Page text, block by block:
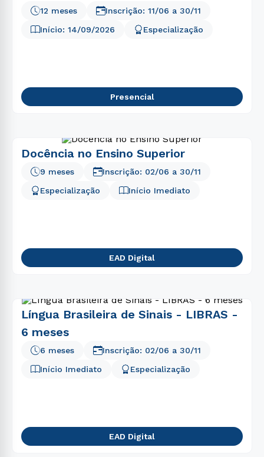
12 meses
Início: 14/09/2026 Especialização
Inscrição: 11/06 a 30/11
Presencial
Docência no Ensino Superior
Especialização
9 meses
Início Imediato
Inscrição: 02/06 a 30/11
EAD Digital
Língua Brasileira de Sinais - LIBRAS -
6 meses
Início Imediato
6 meses
Especialização
Inscrição: 02/06 a 30/11
EAD Digital